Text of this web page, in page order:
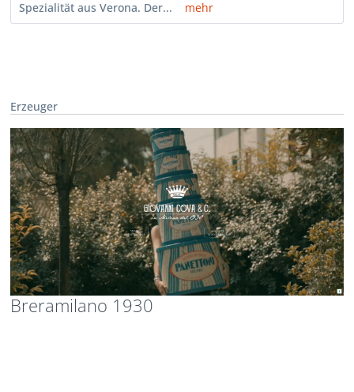
Spezialität aus Verona. Der...
mehr
Erzeuger
Breramilano 1930